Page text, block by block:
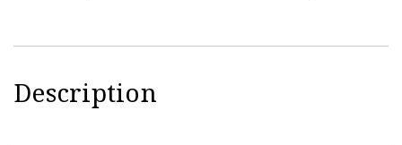
Description